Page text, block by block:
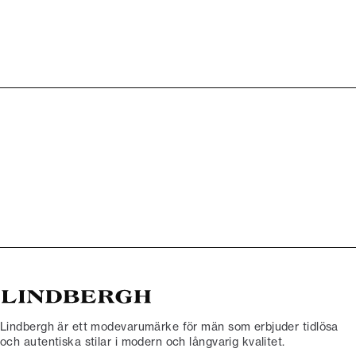
Lindbergh är ett modevarumärke för män som erbjuder tidlösa
och autentiska stilar i modern och långvarig kvalitet.